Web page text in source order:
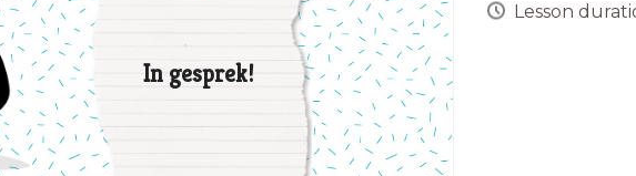
In gesprek!
Lesson